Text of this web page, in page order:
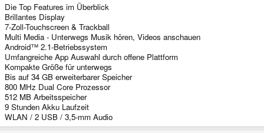
Die Top Features im Überblick
Brillantes Display
7-Zoll-Touchscreen & Trackball
Multi Media - Unterwegs Musik hören, Videos anschauen
Android™ 2.1-Betriebssystem
Umfangreiche App Auswahl durch offene Plattform
Kompakte Größe für unterwegs
Bis auf 34 GB erweiterbarer Speicher
800 MHz Dual Core Prozessor
512 MB Arbeitsspeicher
9 Stunden Akku Laufzeit
WLAN / 2 USB / 3,5-mm Audio